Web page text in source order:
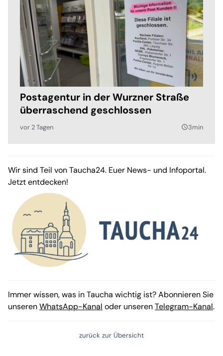
Postagentur in der Wurzner Straße
überraschend geschlossen
vor 2 Tagen query_builder3min
Wir sind Teil von Taucha24. Euer News- und Infoportal.
Jetzt entdecken!
Immer wissen, was in Taucha wichtig ist? Abonnieren Sie
unserenWhatsApp-Kanal oder unserenTelegram-Kanal.
zurück zur Übersicht